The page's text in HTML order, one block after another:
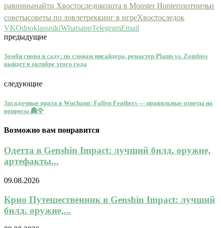
равнинынайти Хвостоследокохота в Monster Hunterохотничьи
советысоветы по ловлетреккинг в игреХвостоследок
VKOdnoklassnikiWhatsappTelegramEmail
предыдущие
Зомби снова в саду: по словам инсайдера, ремастер Plants vs. Zombies
выйдет в октябре этого года
следующие
Загадочные врата в Wuchang: Fallen Feathers — правильные ответы на
вопросы 🏯🦅
Возможно вам понравится
Одетта в Genshin Impact: лучший билд, оружие,
артефакты...
09.08.2026
Крио Путешественник в Genshin Impact: лучший
билд, оружие,...